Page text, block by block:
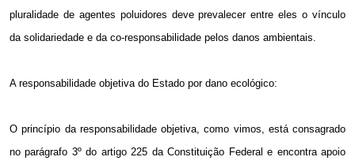
pluralidade de agentes poluidores deve prevalecer entre eles o vínculo
da solidariedade e da co-responsabilidade pelos danos ambientais.
A responsabilidade objetiva do Estado por dano ecológico:
O princípio da responsabilidade objetiva, como vimos, está consagrado
no parágrafo 3º do artigo 225 da Constituição Federal e encontra apoio